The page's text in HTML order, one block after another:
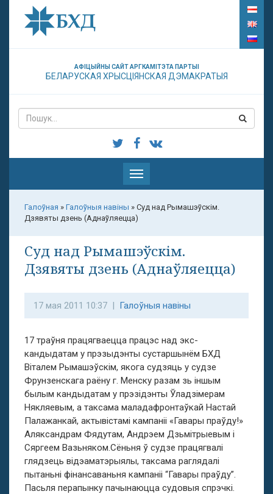
АФІЦЫЙНЫ САЙТ АРГКАМІТЭТА ПАРТЫІ
БЕЛАРУСКАЯ ХРЫСЦІЯНСКАЯ ДЭМАКРАТЫЯ
Паказаць
меню
Галоўная » Галоўныя навіны » Суд над Рымашэўскім.
Дзявяты дзень (Аднаўляецца)
Суд над Рымашэўскім.
Дзявяты дзень (Аднаўляецца)
17 мая 2011 10:37 | Галоўныя навіны
17 траўня працягваецца працэс над экс-
кандыдатам у прэзыдэнты сустаршынём БХД
Віталем Рымашэўскім, якога судзяць у судзе
Фрунзенскага раёну г. Менску разам зь іншым
былым кандыдатам у прэзідэнты Ўладзімерам
Някляевым, а таксама маладафронтаўкай Настай
Палажанкай, актывістамі кампаніі «Гавары праўду!»
Аляксандрам Фядутам, Андрэем Дзьмітрыевым і
Сяргеем Вазьняком.Сёньня ў судзе працягвалі
глядзець відэаматэрыялы, таксама раглядалі
пытаньні фінансаваньня кампаніі “Гавары праўду”.
Пасьля перапынку пачынаюцца судовыя спрэчкі.